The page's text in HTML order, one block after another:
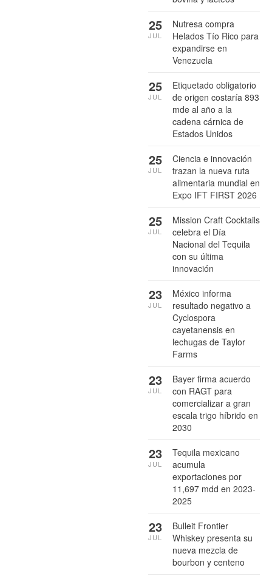
Nutresa compra
Helados Tío Rico para
expandirse en
Venezuela
25
JUL
Etiquetado obligatorio
de origen costaría 893
mde al año a la
cadena cárnica de
Estados Unidos
25
JUL
Ciencia e innovación
trazan la nueva ruta
alimentaria mundial en
Expo IFT FIRST 2026
25
JUL
Mission Craft Cocktails
celebra el Día
Nacional del Tequila
con su última
innovación
25
JUL
México informa
resultado negativo a
Cyclospora
cayetanensis en
lechugas de Taylor
Farms
23
JUL
Bayer firma acuerdo
con RAGT para
comercializar a gran
escala trigo híbrido en
2030
23
JUL
Tequila mexicano
acumula
exportaciones por
11,697 mdd en 2023-
2025
23
JUL
Bulleit Frontier
Whiskey presenta su
nueva mezcla de
bourbon y centeno
23
JUL